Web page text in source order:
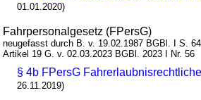
01.01.2020)
Fahrpersonalgesetz (FPersG)
neugefasst durch B. v. 19.02.1987 BGBl. I S.
Artikel 19 G. v. 02.03.2023 BGBl. 2023 I Nr. 56
§ 4b FPersG
26.11.2019)